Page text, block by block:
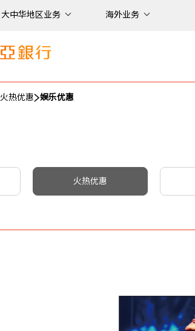
大中华地区业务 海外业务
火热优惠 娱乐优惠
火热优惠